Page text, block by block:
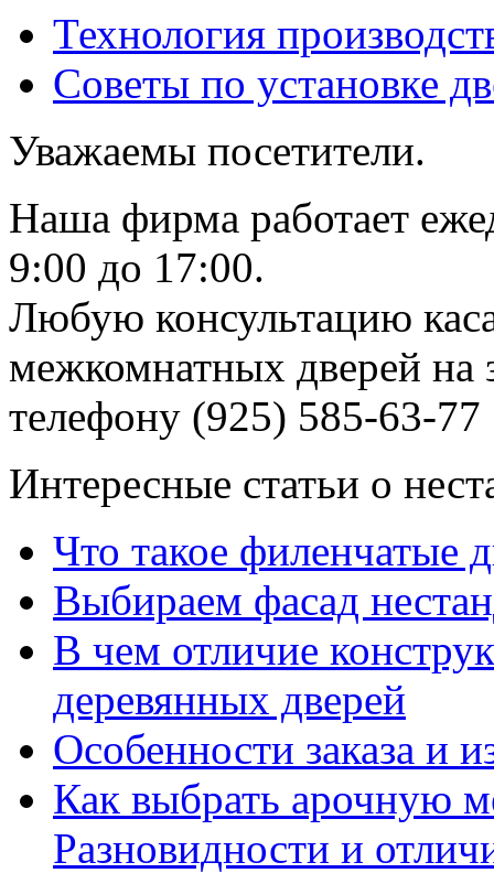
Технология
Советы по установке
Уважаемы посетители.
Наша фирма работает
9:00 до 17:00.
Любую консультацию
межкомнатных дверей на
телефону (925) 585-63-77
Интересные статьи о
Что такое филенчатые
Выбираем фасад
В чем отличие
деревянных дверей
Особенности заказа и
Как выбрать арочную
Разновидности и